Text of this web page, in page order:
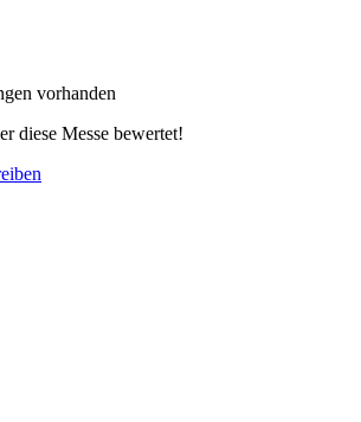
vorhanden
diese Messe bewertet!